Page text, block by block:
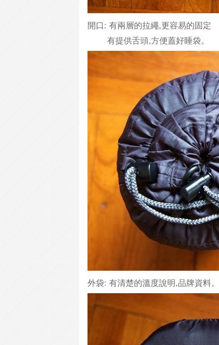
開口: 有兩層的拉繩,更容易的固定
有提供舌頭,方便蓋好睡袋。
外袋: 有清楚的溫度說明,品牌資料。